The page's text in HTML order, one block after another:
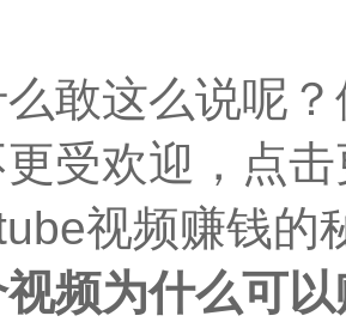
敢这么说呢
更受欢迎，点
视频赚钱的
频为什么可